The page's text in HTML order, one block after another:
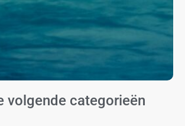
volgende categorieën